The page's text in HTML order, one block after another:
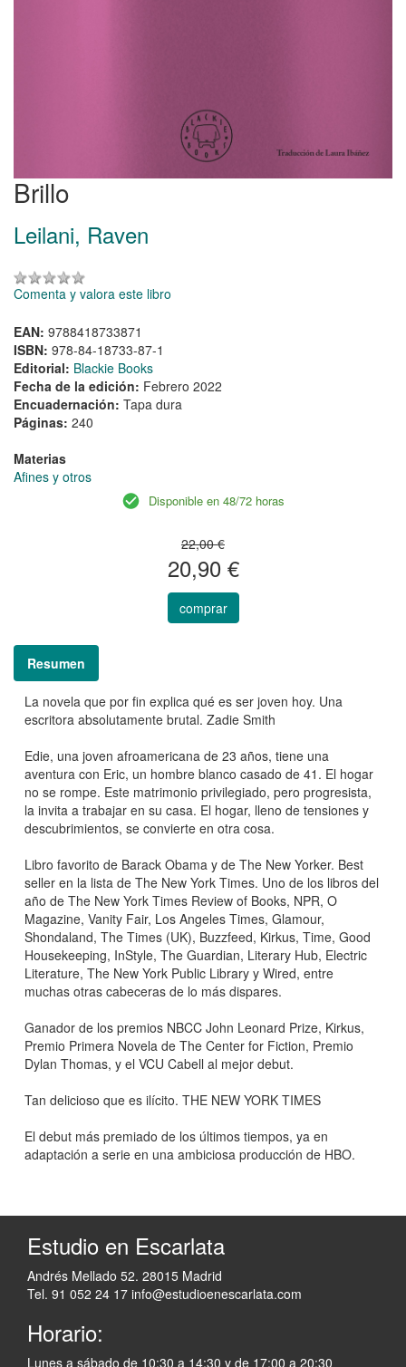
Brillo
Leilani, Raven
Comenta y valora este libro
EAN: 9788418733871
ISBN: 978-84-18733-87-1
Editorial: Blackie Books
Fecha de la edición: Febrero 2022
Encuadernación: Tapa dura
Páginas: 240
Materias
Afines y otros
Disponible en 48/72 horas
22,00 €
20,90 €
comprar
Resumen
La novela que por fin explica qué es ser joven hoy. Una
escritora absolutamente brutal. Zadie Smith
Edie, una joven afroamericana de 23 años, tiene una
aventura con Eric, un hombre blanco casado de 41. El hogar
no se rompe. Este matrimonio privilegiado, pero progresista,
la invita a trabajar en su casa. El hogar, lleno de tensiones y
descubrimientos, se convierte en otra cosa.
Libro favorito de Barack Obama y de The New Yorker. Best
seller en la lista de The New York Times. Uno de los libros del
año de The New York Times Review of Books, NPR, O
Magazine, Vanity Fair, Los Angeles Times, Glamour,
Shondaland, The Times (UK), Buzzfeed, Kirkus, Time, Good
Housekeeping, InStyle, The Guardian, Literary Hub, Electric
Literature, The New York Public Library y Wired, entre
muchas otras cabeceras de lo más dispares.
Ganador de los premios NBCC John Leonard Prize, Kirkus,
Premio Primera Novela de The Center for Fiction, Premio
Dylan Thomas, y el VCU Cabell al mejor debut.
Tan delicioso que es ilícito. THE NEW YORK TIMES
El debut más premiado de los últimos tiempos, ya en
adaptación a serie en una ambiciosa producción de HBO.
Estudio en Escarlata
Andrés Mellado 52. 28015 Madrid
Tel. 91 052 24 17 info@estudioenescarlata.com
Horario:
Lunes a sábado de 10:30 a 14:30 y de 17:00 a 20:30